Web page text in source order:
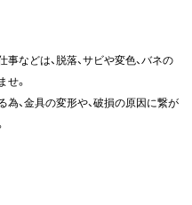
などは、脱落、サビや変色、バネの
。
、金具の変形や、破損の原因に繋が